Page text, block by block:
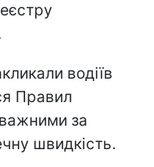
водіїв
Правил
за
швидкість.